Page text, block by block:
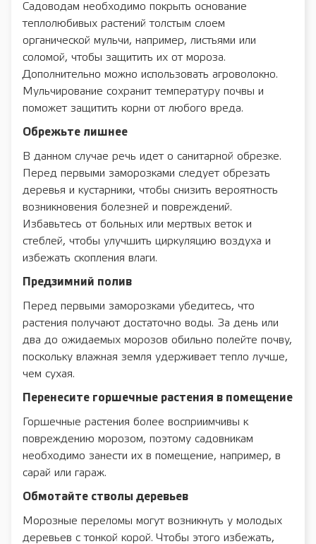
Садоводам необходимо покрыть основание
теплолюбивых растений толстым слоем
органической мульчи, например, листьями или
соломой, чтобы защитить их от мороза.
Дополнительно можно использовать агроволокно.
Мульчирование сохранит температуру почвы и
поможет защитить корни от любого вреда.
Обрежьте лишнее
В данном случае речь идет о санитарной обрезке.
Перед первыми заморозками следует обрезать
деревья и кустарники, чтобы снизить вероятность
возникновения болезней и повреждений.
Избавьтесь от больных или мертвых веток и
стеблей, чтобы улучшить циркуляцию воздуха и
избежать скопления влаги.
Предзимний полив
Перед первыми заморозками убедитесь, что
растения получают достаточно воды. За день или
два до ожидаемых морозов обильно полейте почву,
поскольку влажная земля удерживает тепло лучше,
чем сухая.
Перенесите горшечные растения в помещение
Горшечные растения более восприимчивы к
повреждению морозом, поэтому садовникам
необходимо занести их в помещение, например, в
сарай или гараж.
Обмотайте стволы деревьев
Морозные переломы могут возникнуть у молодых
деревьев с тонкой корой. Чтобы этого избежать,